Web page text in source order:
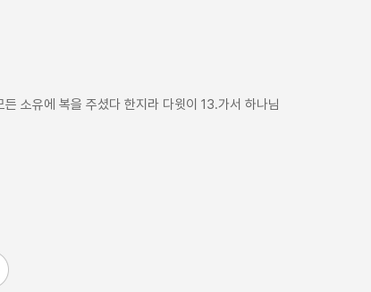
소유에 복을 주셨다 한지라 다윗이 13.가서 하나님